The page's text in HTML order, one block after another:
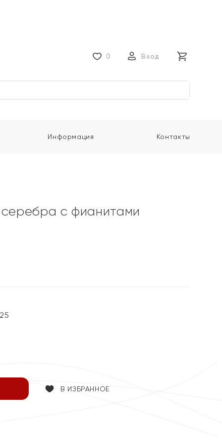
0 Вход
Информация Контакты
с фианитами
В ИЗБРАННОЕ